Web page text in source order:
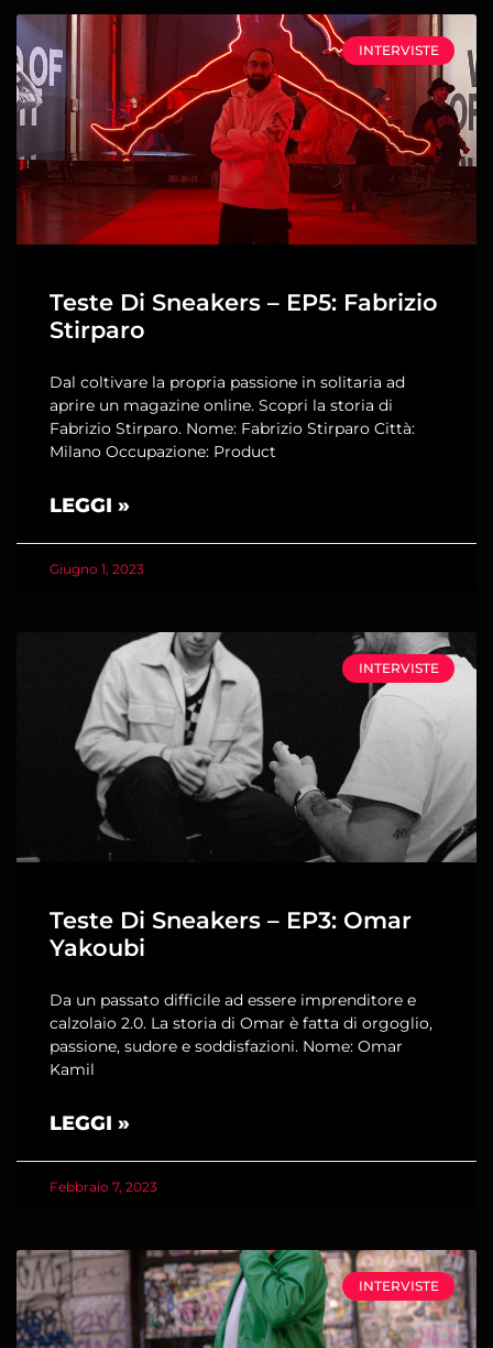
INTERVISTE
Teste Di Sneakers – EP5: Fabrizio
Stirparo
Dal coltivare la propria passione in solitaria ad
aprire un magazine online. Scopri la storia di
Fabrizio Stirparo. Nome: Fabrizio Stirparo Città:
Milano Occupazione: Product
LEGGI »
Giugno 1, 2023
INTERVISTE
Teste Di Sneakers – EP3: Omar
Yakoubi
Da un passato difficile ad essere imprenditore e
calzolaio 2.0. La storia di Omar è fatta di orgoglio,
passione, sudore e soddisfazioni. Nome: Omar
Kamil
LEGGI »
Febbraio 7, 2023
INTERVISTE